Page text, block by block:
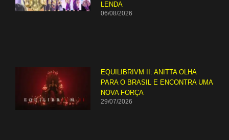
LENDA
06/08/2026
EQUILIBRIVM II: ANITTA OLHA
PARA O BRASIL E ENCONTRA UMA
NOVA FORÇA
29/07/2026